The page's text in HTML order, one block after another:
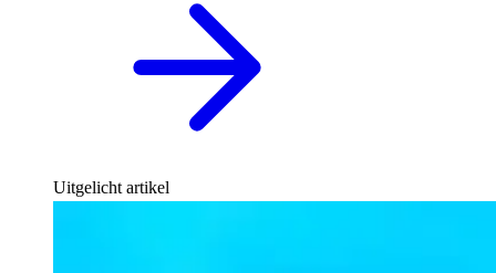
Uitgelicht artikel